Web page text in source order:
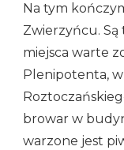
Na tym
Zwierzyńcu. Są
miejsca warte
Plenipotenta,
browar w
warzone jest